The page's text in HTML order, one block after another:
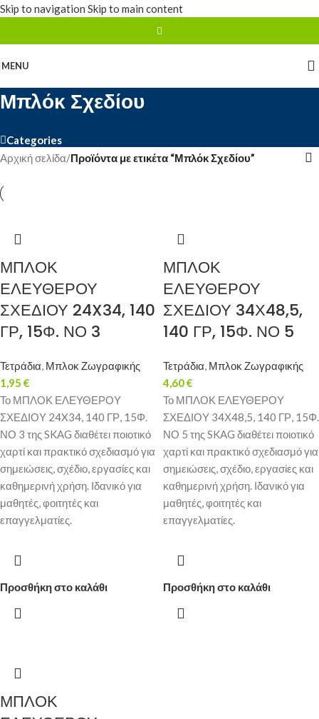
Skip to navigation Skip to main content
MENU
Μπλόκ Σχεδίου
Categories
Αρχική σελίδα/Προϊόντα με ετικέτα “Μπλόκ Σχεδίου”
ΜΠΛΟΚ
ΕΛΕΥΘΕΡΟΥ
ΣΧΕΔΙΟΥ 24X34, 140
ΓΡ, 15Φ. ΝΟ 3
Τετράδια, Μπλοκ Ζωγραφικής
1,95 €
Το ΜΠΛΟΚ ΕΛΕΥΘΕΡΟΥ
ΣΧΕΔΙΟΥ 24X34, 140 ΓΡ, 15Φ.
ΝΟ 3 της SKAG διαθέτει ποιοτικό
χαρτί και πρακτικό σχεδιασμό για
σημειώσεις, σχέδιο, εργασίες και
καθημερινή χρήση. Ιδανικό για
μαθητές, φοιτητές και
επαγγελματίες.
Προσθήκη στο καλάθι
ΜΠΛΟΚ
ΕΛΕΥΘΕΡΟΥ
ΣΧΕΔΙΟΥ 34Χ48,5,
140 ΓΡ, 15Φ. ΝΟ 5
Τετράδια, Μπλοκ Ζωγραφικής
4,60€
Το ΜΠΛΟΚ ΕΛΕΥΘΕΡΟΥ
ΣΧΕΔΙΟΥ 34Χ48,5, 140 ΓΡ, 15Φ.
ΝΟ 5 της SKAG διαθέτει ποιοτικό
χαρτί και πρακτικό σχεδιασμό για
σημειώσεις, σχέδιο, εργασίες και
καθημερινή χρήση. Ιδανικό για
μαθητές, φοιτητές και
επαγγελματίες.
Προσθήκη στο καλάθι
ΜΠΛΟΚ